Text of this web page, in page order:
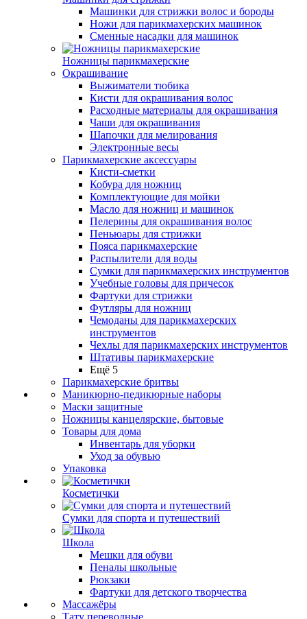
Машинки для стрижки волос и бороды
Ножи для парикмахерских машинок
Сменные насадки для машинок
Ножницы парикмахерские
Окрашивание
Выжиматели тюбика
Кисти для окрашивания волос
Расходные материалы для окрашивания
Чаши для окрашивания
Шапочки для мелирования
Электронные весы
Парикмахерские аксессуары
Кисти-сметки
Кобура для ножниц
Комплектующие для мойки
Масло для ножниц и машинок
Пелерины для окрашивания волос
Пеньюары для стрижки
Пояса парикмахерские
Распылители для воды
Сумки для парикмахерских инструментов
Учебные головы для причесок
Фартуки для стрижки
Футляры для ножниц
Чемоданы для парикмахерских
инструментов
Чехлы для парикмахерских инструментов
Штативы парикмахерские
Ещё 5
Парикмахерские бритвы
Маникюрно-педикюрные наборы
Маски защитные
Ножницы канцелярские, бытовые
Товары для дома
Инвентарь для уборки
Уход за обувью
Упаковка
Косметички
Сумки для спорта и путешествий
Школа
Мешки для обуви
Пеналы школьные
Рюкзаки
Фартуки для детского творчества
Массажёры
Тату переводные